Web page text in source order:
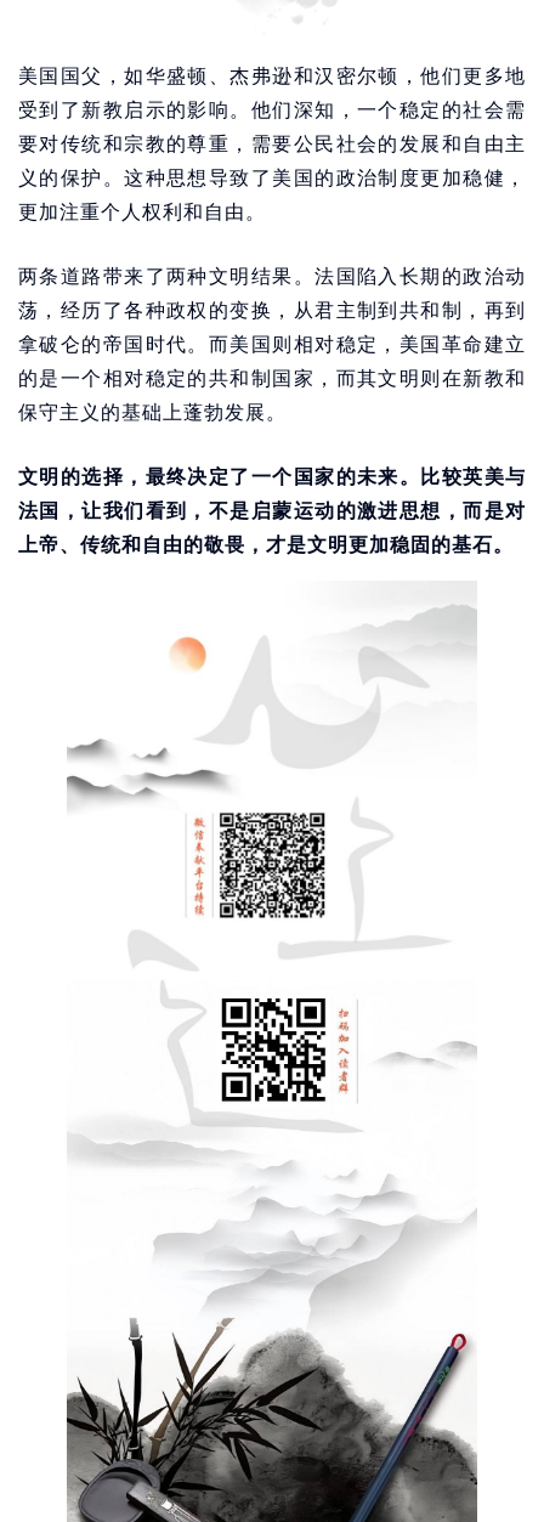
美国国父，如华盛顿、杰弗逊和汉密尔顿，他们更多地
受到了新教启示的影响。他们深知，一个稳定的社会需
要对传统和宗教的尊重，需要公民社会的发展和自由主
义的保护。这种思想导致了美国的政治制度更加稳健，
更加注重个人权利和自由。
两条道路带来了两种文明结果。法国陷入长期的政治动
荡，经历了各种政权的变换，从君主制到共和制，再到
拿破仑的帝国时代。而美国则相对稳定，美国革命建立
的是一个相对稳定的共和制国家，而其文明则在新教和
保守主义的基础上蓬勃发展。
文明的选择，最终决定了一个国家的未来。比较英美与
法国，让我们看到，不是启蒙运动的激进思想，而是对
上帝、传统和自由的敬畏，才是文明更加稳固的基石。